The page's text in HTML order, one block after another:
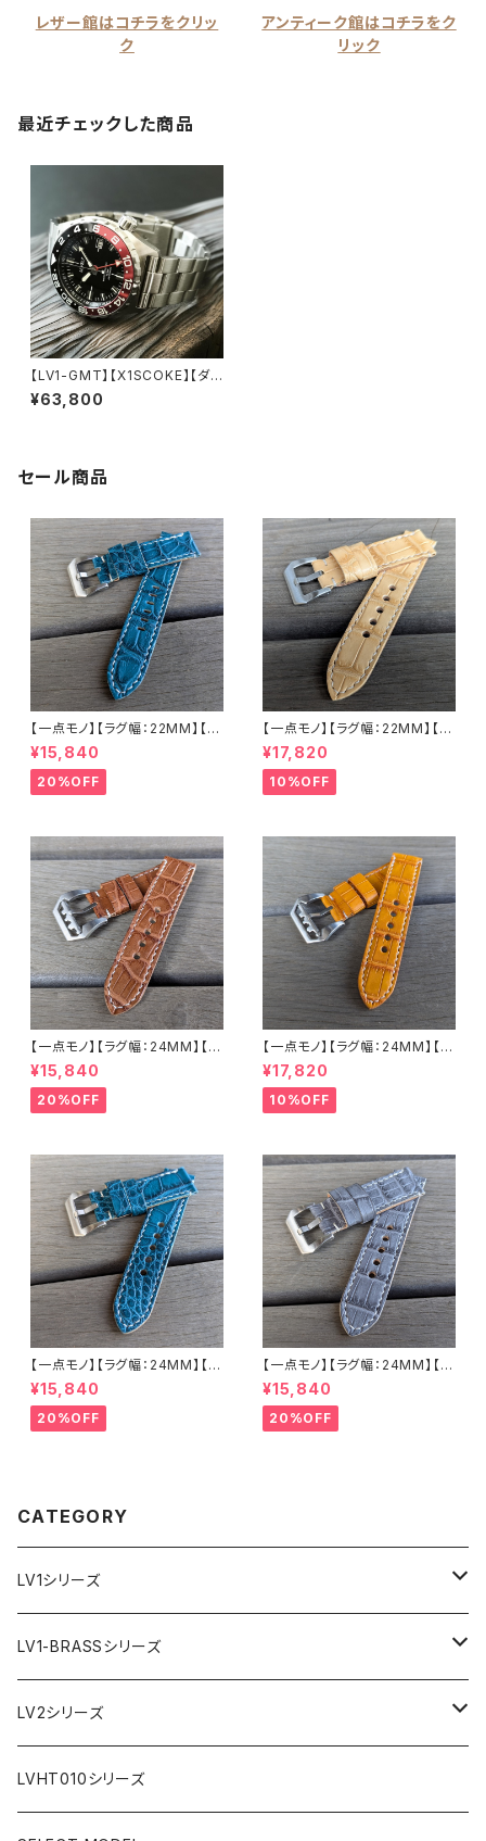
レザー館はコチラをクリッ
ク
アンティーク館はコチラをク
リック
最近チェックした商品
【LV1-GMT】【X1SCOKE】【ダブ
ルドーム/G002】24時間表示 コ
ーラカラー スロープベゼル 20
¥63,800
セール商品
【一点モノ】【ラグ幅：22MM】【手
縫い】【ストレート型】【2P-ALE
M22o-1】アリゲーター 腹ワニ
エメラルド 国産なめしの本革 下
地 オイル ヌメ革 ハンドメイド
¥15,840
20%OFF
【一点モノ】【ラグ幅：22MM】【ス
トレート型】【2P-ALWHEAT22
-1】アリゲーター 腹ワニ テイル
ウィート/ベージュ 国産なめしの
本革 下地 ヌメ革ナチュラル ハ
¥17,820
10%OFF
【一点モノ】【ラグ幅：24MM】【手
縫い】【ストレート型】【2P-ALBR
24S-1】アリゲーター 腹ワニ テ
イル ウォルナット/カフェブラウン
国産なめしの本革 下地 ヌメ革
LEVEL7
¥15,840
20%OFF
【一点モノ】【ラグ幅：24MM】【手
縫い】【ストレート型】【2P-ALLB
R24S-1】アリゲーター 腹ワニ
テイル タバック/オレンジイエロ
ー 国産なめしの本革 下地 ヌメ
LEVEL7
¥17,820
10%OFF
【一点モノ】【ラグ幅：24MM】【手
縫い】【ストレート型】【2P-ALE
M24S-1】アリゲーター 腹ワニ
エメラルド 国産なめしの本革 下
地 ヌメ革キャメル ハンドメイド
¥15,840
20%OFF
【一点モノ】【ラグ幅：24MM】【手
縫い】【ストレート型】【2P-ALG
Y24S-1】アリゲーター 腹ワニ
グレー 国産なめしの本革 下地
オイル仕立てのヌメ革 ハンドメ
¥15,840
20%OFF
CATEGORY
LV1シリーズ
AR文字盤
フラット型ベゼル
スロープ型ベゼル
C1文字盤
C3文字盤
LV1-BRASSシリーズ
AR文字盤
C3S文字盤
LV2シリーズ
AR文字盤
LVHT010シリーズ